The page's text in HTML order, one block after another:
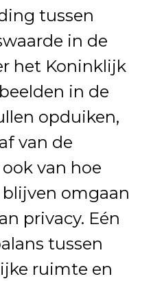
tussen
in de
het Koninklijk
in de
opduiken,
van de
van hoe
omgaan
privacy. Eén
tussen
ruimte en